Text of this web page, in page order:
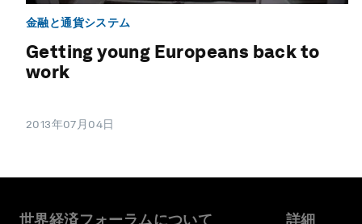
金融と通貨システム
Getting young Europeans back to
work
2013年07月04日
世界経済フォーラムについて 詳細